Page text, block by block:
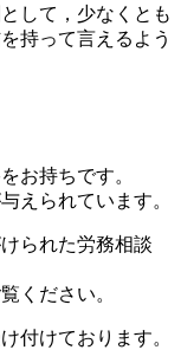
して，少なくとも
持って言えるよう
お持ちです。
えられています。
られた労務相談
ください。
付けております。